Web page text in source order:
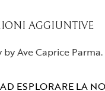
AGGIUNTIVE
Ave Caprice Parma.
ESPLORARE LA